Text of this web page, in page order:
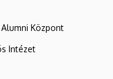
Központ
Intézet